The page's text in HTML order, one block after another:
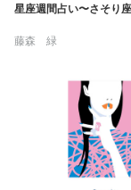
星座週間占い〜さそり座
藤森 緑